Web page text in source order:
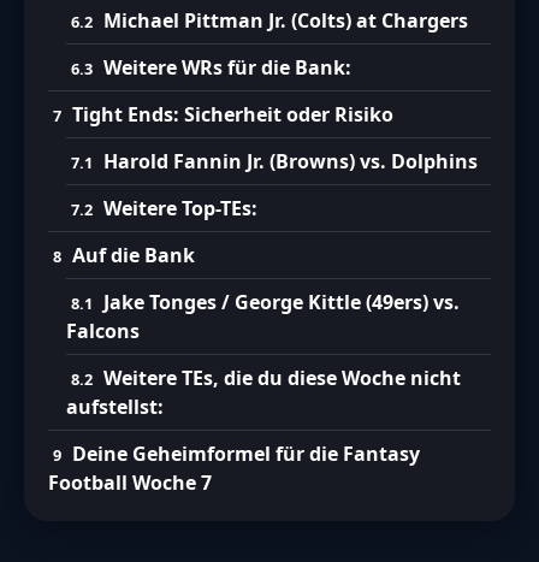
Michael Pittman Jr. (Colts) at Chargers
Weitere WRs für die Bank:
Tight Ends: Sicherheit oder Risiko
Harold Fannin Jr. (Browns) vs. Dolphins
Weitere Top-TEs:
Auf die Bank
Jake Tonges / George Kittle (49ers) vs.
Falcons
Weitere TEs, die du diese Woche nicht
aufstellst:
Deine Geheimformel für die Fantasy
Football Woche 7